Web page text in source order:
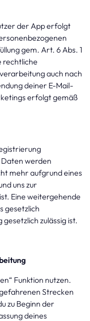
der App erfolgt
gem. Art. 6 Abs. 1
rechtliche
auch nach
deiner E-Mail-
erfolgt gemäß
werden
mehr aufgrund eines
uns zur
Eine weitergehende
gesetzlich
zulässig ist.
Funktion nutzen.
Strecken
zu Beginn der
deines